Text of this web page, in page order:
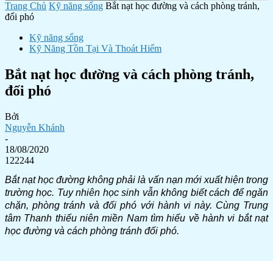
Trang Chủ Kỹ năng sống Bắt nạt học đường và cách phòng tránh,
đối phó
Kỹ năng sống
Kỹ Năng Tồn Tại Và Thoát Hiểm
Bắt nạt học đường và cách phòng tránh,
đối phó
Bởi
Nguyễn Khánh
-
18/08/2020
122244
Bắt nạt học đường không phải là vấn nạn mới xuất hiện trong
trường học. Tuy nhiên học sinh vẫn không biết cách để ngăn
chặn, phòng tránh và đối phó với hành vi này. Cùng Trung
tâm Thanh thiếu niên miền Nam tìm hiểu về hành vi bắt nạt
học đường và cách phòng tránh đối phó.